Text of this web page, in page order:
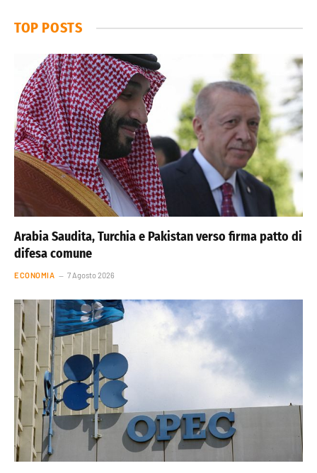
TOP POSTS
Arabia Saudita, Turchia e Pakistan verso firma patto di
difesa comune
ECONOMIA 7 Agosto 2026